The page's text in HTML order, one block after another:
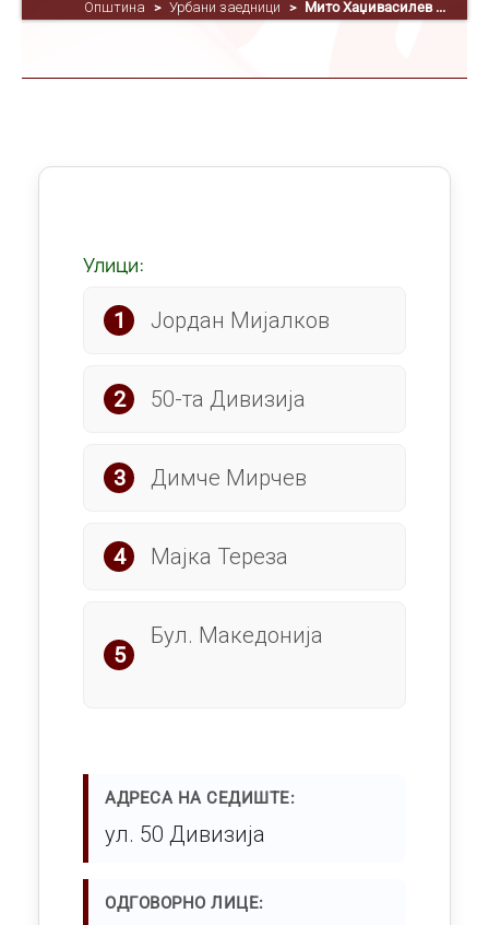
Општина > Урбани заедници > Мито Хаџивасилев ...
Улици:
Јордан Мијалков
50-та Дивизија
Димче Мирчев
Мајка Тереза
Бул. Македонија
АДРЕСА НА СЕДИШТЕ
ул. 50 Дивизија
ОДГОВОРНО ЛИЦЕ